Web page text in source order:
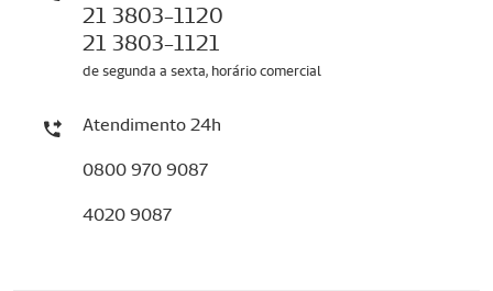
21 3803-1120
21 3803-1121
de segunda a sexta, horário comercial
Atendimento 24h
0800 970 9087
4020 9087